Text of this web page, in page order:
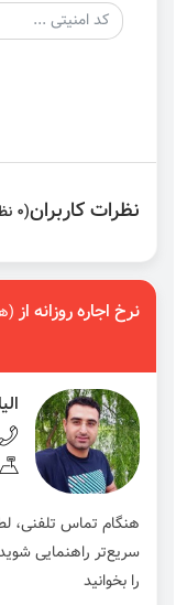
نظرات کاربران(0 نظر)
نرخ اجاره روزانه از
سریع‌تر راهنمایی
را بخوانید